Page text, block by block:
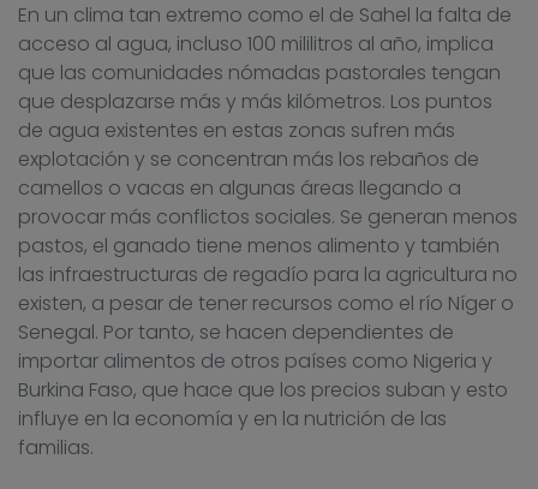
En un clima tan extremo como el de Sahel la falta de
acceso al agua, incluso 100 mililitros al año, implica
que las comunidades nómadas pastorales tengan
que desplazarse más y más kilómetros. Los puntos
de agua existentes en estas zonas sufren más
explotación y se concentran más los rebaños de
camellos o vacas en algunas áreas llegando a
provocar más conflictos sociales. Se generan menos
pastos, el ganado tiene menos alimento y también
las infraestructuras de regadío para la agricultura no
existen, a pesar de tener recursos como el río Níger o
Senegal. Por tanto, se hacen dependientes de
importar alimentos de otros países como Nigeria y
Burkina Faso, que hace que los precios suban y esto
influye en la economía y en la nutrición de las
familias.